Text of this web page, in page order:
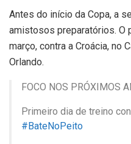
Antes do início da Copa, a
amistosos preparatórios. O
março, contra a Croácia, no
Orlando.
FOCO NOS PRÓXIMOS
Primeiro dia de treino
#BateNoPeito